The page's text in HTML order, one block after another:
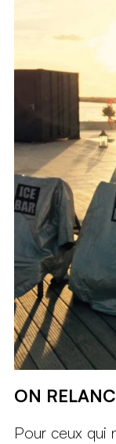
ON
Pour ceux qui